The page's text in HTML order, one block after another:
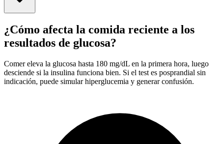
¿Cómo afecta la comida reciente a los
resultados de glucosa?
Comer eleva la glucosa hasta 180 mg/dL en la primera hora, luego
desciende si la insulina funciona bien. Si el test es posprandial sin
indicación, puede simular hiperglucemia y generar confusión.